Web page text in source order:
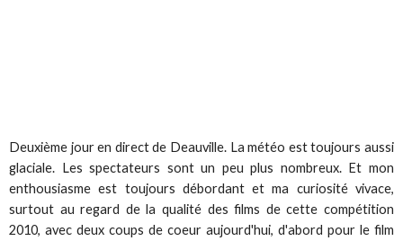
Deuxième jour en direct de Deauville. La météo est toujours aussi
glaciale. Les spectateurs sont un peu plus nombreux. Et mon
enthousiasme est toujours débordant et ma curiosité vivace,
surtout au regard de la qualité des films de cette compétition
2010, avec deux coups de coeur aujourd'hui, d'abord pour le film